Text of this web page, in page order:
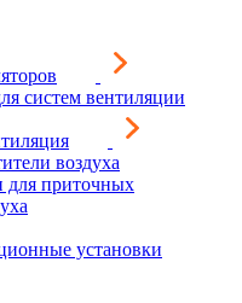
систем вентиляции
воздуха
приточных
установки